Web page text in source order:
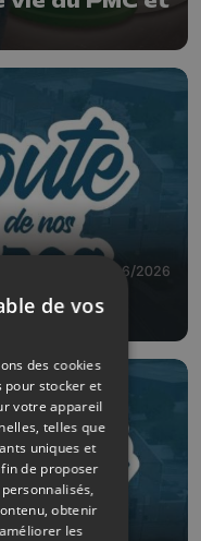
26/06/2026
de vos
des cookies
pour stocker et
votre appareil
telles que
uniques et
de proposer
obtenir
les